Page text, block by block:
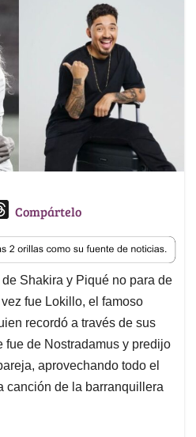
T
r
e
a
d
s
Compártelo
Shakira y Piqué no para de
fue Lokillo, el famoso
recordó a través de sus
fue de Nostradamus y predijo
aprovechando todo el
canción de la barranquillera